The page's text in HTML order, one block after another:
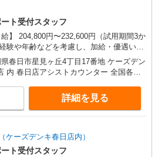
ト受付スタッフ
給】 204,800円〜232,600円（試用期間3か
験や年齢などを考慮し、加給・優遇いた
当 ■賞
前年度実績：4ヶ月分）※入社1年以上、
■昇給制度あり（年1回） ※全て当社
る
春日市星見ヶ丘4丁目17番地 ケーズデン
春日店アシストカウンター 全国各ア
ターン歓迎します詳細を見る
ケーズデンキ春日店内）
ト受付スタッフ